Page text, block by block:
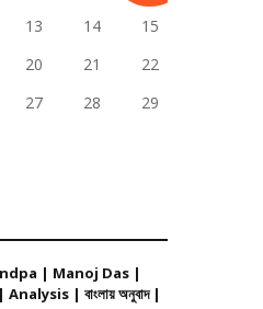
13 14
15
20 21
22
27 28
29
| Manoj Das |
| বাংলায় অনুবাদ |